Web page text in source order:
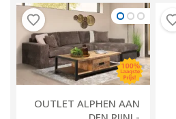
OUTLET ALPHEN AAN